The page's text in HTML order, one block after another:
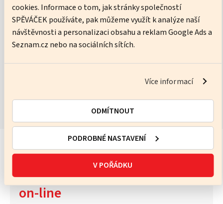
cookies. Informace o tom, jak stránky společností
SPĚVÁČEK používáte, pak můžeme využít k analýze naší
návštěvnosti a personalizaci obsahu a reklam Google Ads a
Seznam.cz nebo na sociálních sítích.
Více informací
V POŘÁDKU
PODROBNÉ NASTAVENÍ
ODMÍTNOUT
Ware Neil
No pressure, just practice – I’ll help you get better every lesson.
Vyzkoušejte Katalog lektorů
on-line